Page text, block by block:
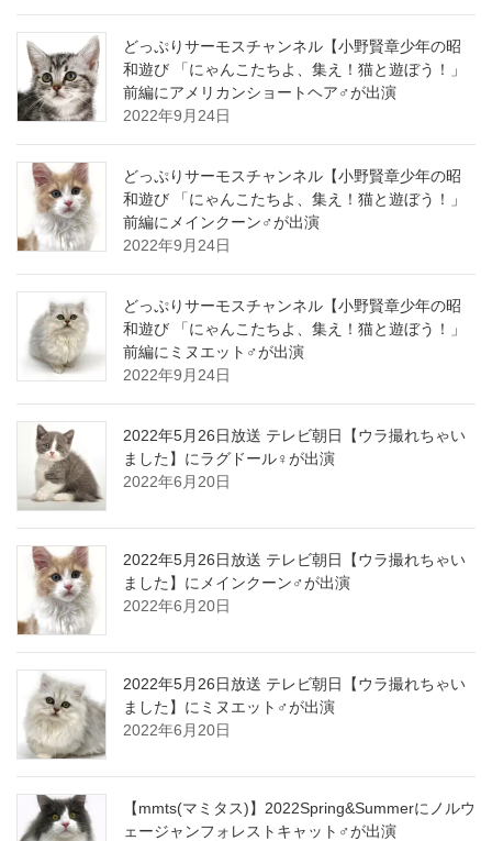
どっぷりサーモスチャンネル【小野賢章少年の昭
和遊び 「にゃんこたちよ、集え！猫と遊ぼう！」
前編にアメリカンショートヘア♂が出演
2022年9月24日
どっぷりサーモスチャンネル【小野賢章少年の昭
和遊び 「にゃんこたちよ、集え！猫と遊ぼう！」
前編にメインクーン♂が出演
2022年9月24日
どっぷりサーモスチャンネル【小野賢章少年の昭
和遊び 「にゃんこたちよ、集え！猫と遊ぼう！」
前編にミヌエット♂が出演
2022年9月24日
2022年5月26日放送 テレビ朝日【ウラ撮れちゃい
ました】にラグドール♀が出演
2022年6月20日
2022年5月26日放送 テレビ朝日【ウラ撮れちゃい
ました】にメインクーン♂が出演
2022年6月20日
2022年5月26日放送 テレビ朝日【ウラ撮れちゃい
ました】にミヌエット♂が出演
2022年6月20日
【mmts(マミタス)】2022Spring&Summerにノルウ
ェージャンフォレストキャット♂が出演